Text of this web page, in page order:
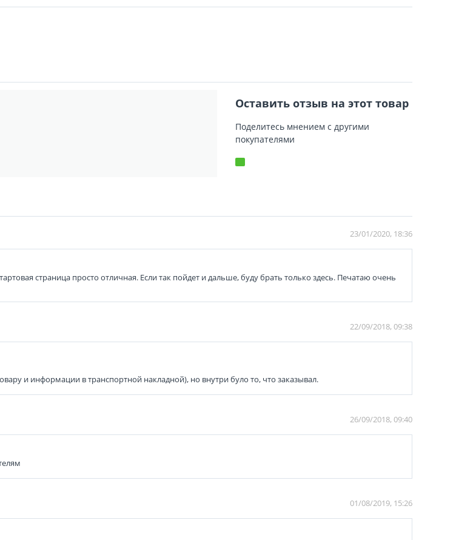
Оставить отзыв на этот товар
Поделитесь мнением с другими
покупателями
23/01/2020, 18:36
страница просто отличная. Если так пойдет и дальше, буду брать только здесь. Печатаю очень
22/09/2018, 09:38
и информации в транспортной накладной), но внутри було то, что заказывал.
26/09/2018, 09:40
01/08/2019, 15:26